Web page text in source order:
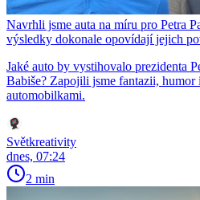
Navrhli jsme auta na míru pro Petra
výsledky dokonale opovídají jejich
Jaké auto by vystihovalo prezidenta
Babiše? Zapojili jsme fantazii, humor
automobilkami.
Světkreativity
dnes, 07:24
2 min